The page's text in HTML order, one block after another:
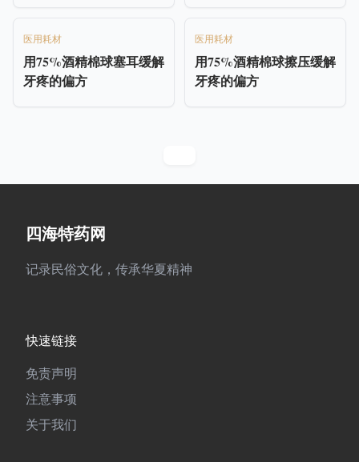
医用耗材
用75%酒精棉球塞耳缓解
牙疼的偏方
医用耗材
用75%酒精棉球擦压缓解
牙疼的偏方
四海特药网
记录民俗文化，传承华夏精神
快速链接
免责声明
注意事项
关于我们